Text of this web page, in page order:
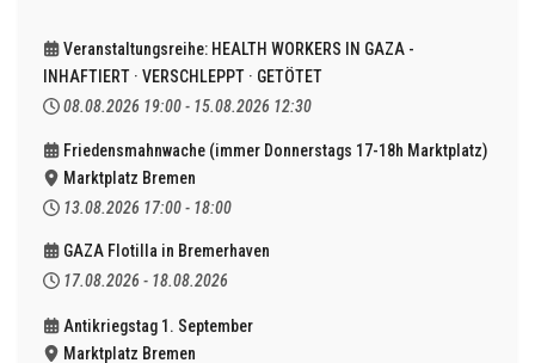
Veranstaltungsreihe: HEALTH WORKERS IN GAZA -
INHAFTIERT · VERSCHLEPPT · GETÖTET
08.08.2026 19:00 - 15.08.2026 12:30
Friedensmahnwache (immer Donnerstags 17-18h Marktplatz)
Marktplatz Bremen
13.08.2026 17:00 - 18:00
GAZA Flotilla in Bremerhaven
17.08.2026 - 18.08.2026
Antikriegstag 1. September
Marktplatz Bremen